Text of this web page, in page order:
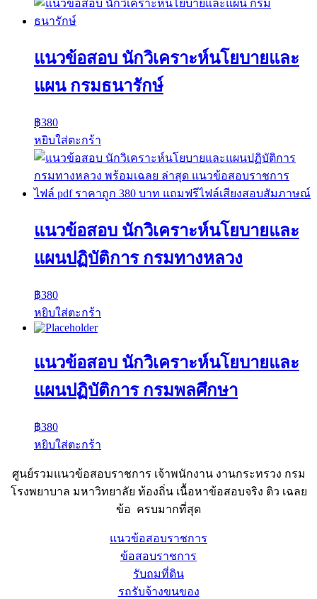
แนวข้อสอบ นักวิเคราะห์นโยบายและ
แผน กรมธนารักษ์
฿380
หยิบใส่ตะกร้า
แนวข้อสอบ นักวิเคราะห์นโยบายและ
แผนปฏิบัติการ กรมทางหลวง
฿380
หยิบใส่ตะกร้า
แนวข้อสอบ นักวิเคราะห์นโยบายและ
แผนปฏิบัติการ กรมพลศึกษา
฿380
หยิบใส่ตะกร้า
ศูนย์รวมแนวข้อสอบราชการ เจ้าพนักงาน งานกระทรวง กรม
โรงพยาบาล มหาวิทยาลัย ท้องถิ่น เนื้อหาข้อสอบจริง ติว เฉลย
ข้อ ครบมากที่สุด
แนวข้อสอบราชการ
ข้อสอบราชการ
รับถมที่ดิน
รถรับจ้างขนของ